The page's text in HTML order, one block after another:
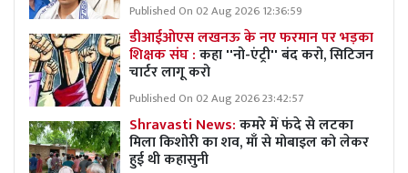
Published On 02 Aug 2026 12:36:59
डीआईओएस लखनऊ के नए फरमान पर भड़का
शिक्षक संघ :कहा ''नो-एंट्री'' बंद करो, सिटिजन
चार्टर लागू करो
Published On 02 Aug 2026 23:42:57
Shravasti News:कमरे में फंदे से लटका
मिला किशोरी का शव, माँ से मोबाइल को लेकर
हुई थी कहासुनी